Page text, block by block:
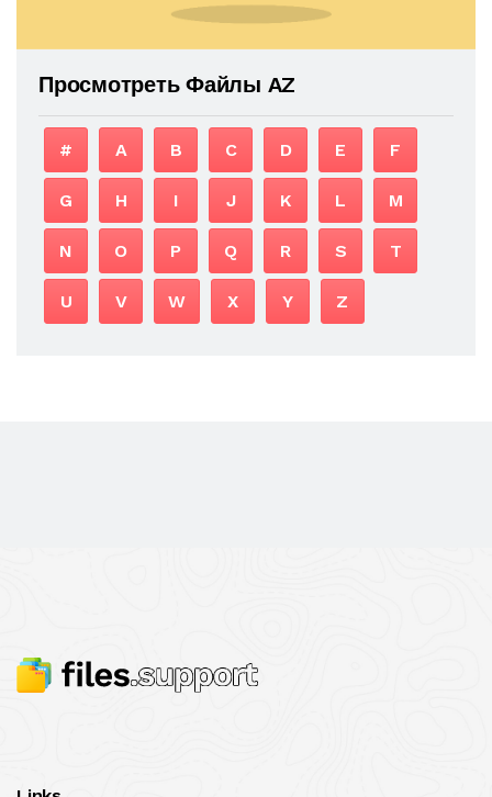
Просмотреть Файлы AZ
# A B C D E F
G H I J K L M
N O P Q R S T
U V W X Y Z